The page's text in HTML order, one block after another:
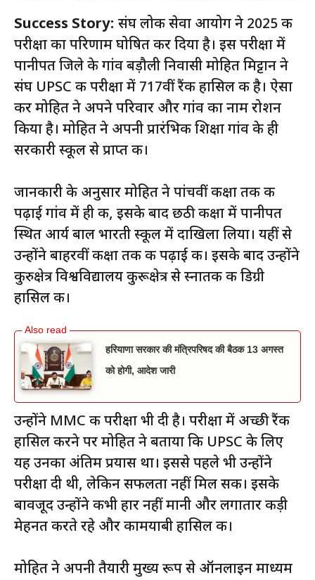
Success Story: संघ लोक सेवा आयोग ने 2025 की
परीक्षा का परिणाम घोषित कर दिया है। इस परीक्षा में
पानीपत जिले के गांव बड़ौली निवासी मोहित मिट्टान ने
संघ UPSC की परीक्षा में 717वीं रैंक हासिल की है। ऐसा
कर मोहित ने अपने परिवार और गांव का नाम रोशन
किया है। मोहित ने अपनी प्रारंभिक शिक्षा गांव के ही
सरकारी स्कूल से प्राप्त की।
जानकारी के अनुसार मोहित ने पांचवीं कक्षा तक की
पढ़ाई गांव में ही की, इसके बाद छठी कक्षा में पानीपत
स्थित आर्य बाल भारती स्कूल में दाखिला लिया। यहीं से
उन्होंने बाहरवीं कक्षा तक की पढ़ाई की। इसके बाद उन्होंने
कुरुक्षेत्र विश्वविद्यालय कुरूक्षेत्र से स्नातक की डिग्री
हासिल की।
हरियाणा सरकार की मंत्रिपरिषद की बैठक 13 अगस्त
को होगी, आदेश जारी
उन्होंने MMC की परीक्षा भी दी है। परीक्षा में अच्छी रैंक
हासिल करने पर मोहित ने बताया कि UPSC के लिए
यह उनका अंतिम प्रयास था। इससे पहले भी उन्होंने
परीक्षा दी थी, लेकिन सफलता नहीं मिल सकी। इसके
बावजूद उन्होंने कभी हार नहीं मानी और लगातार कड़ी
मेहनत करते रहे और कामयाबी हासिल की।
मोहित ने अपनी तैयारी मुख्य रूप से ऑनलाइन माध्यम